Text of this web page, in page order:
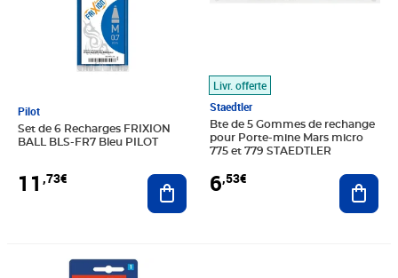
Pilot
Set de 6 Recharges FRIXION
BALL BLS-FR7 Bleu PILOT
11 ,73€ Ajouter au panier
Livr. offerte
Staedtler
Bte de 5 Gommes de rechange
pour Porte-mine Mars micro
775 et 779 STAEDTLER
6,53€
Prix 5,90€